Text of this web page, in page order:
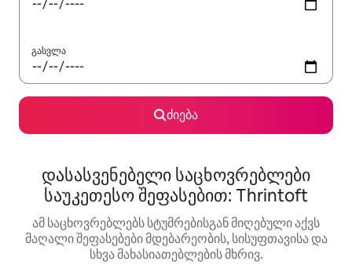
გასვლა
ძიება
დასასვენებელი საცხოვრებლები
საუკეთესო შეფასებით: Thrintoft
ამ საცხოვრებლებს სტუმრებისგან მიღებული აქვს
მაღალი შეფასებები მდებარეობის, სისუფთავისა და
სხვა მახასიათებლების მხრივ.